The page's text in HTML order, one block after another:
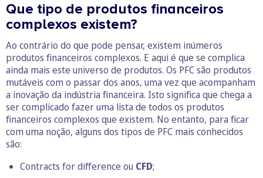
Que tipo de produtos financeiros
complexos existem?
Ao contrário do que pode pensar, existem inúmeros
produtos financeiros complexos. E aqui é que se complica
ainda mais este universo de produtos. Os PFC são produtos
mutáveis com o passar dos anos, uma vez que acompanham
a inovação da indústria financeira. Isto significa que chega a
ser complicado fazer uma lista de todos os produtos
financeiros complexos que existem. No entanto, para ficar
com uma noção, alguns dos tipos de PFC mais conhecidos
são:
Contracts for difference ou CFD;